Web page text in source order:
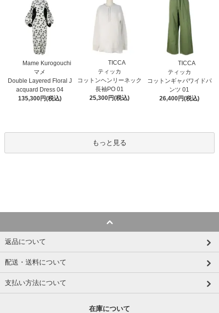
Mame Kurogouchi
マメ
Double Layered Floral J
acquard Dress 04
135,300円(税込)
TICCA
ティッカ
コットンヘンリーネック
長袖PO 01
25,300円(税込)
TICCA
ティッカ
コットンギャバワイドパ
ンツ 01
26,400円(税込)
もっと見る
返品について
配送・送料について
支払い方法について
在庫について